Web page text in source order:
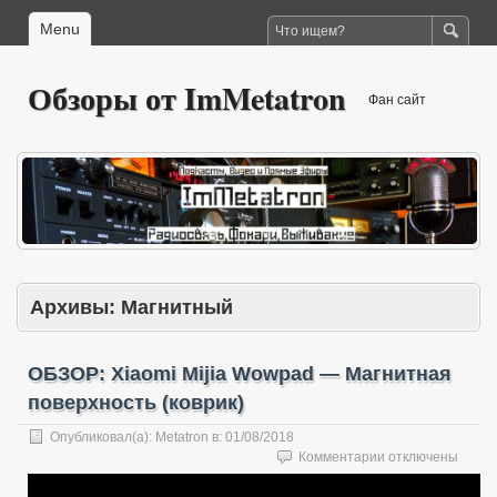
Menu
Обзоры от ImMetatron Фан сайт
Архивы: Магнитный
ОБЗОР: Xiaomi Mijia Wowpad — Магнитная
поверхность (коврик)
Опубликовал(а): Metatron в: 01/08/2018
Комментарии к
записи
отключены